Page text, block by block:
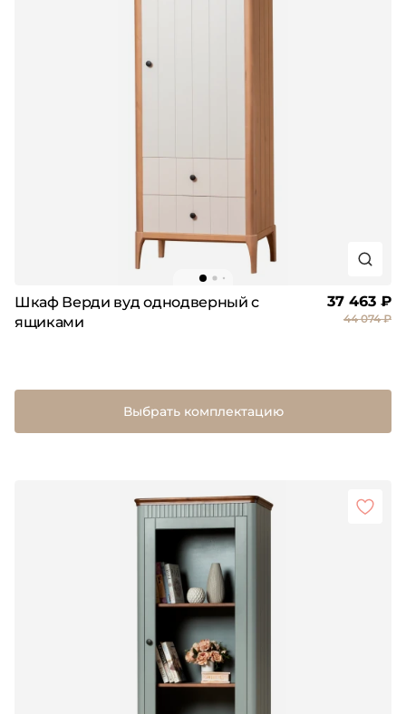
Шкаф Верди вуд однодверный с
ящиками
37 463 ₽
44 074 ₽
Выбрать комплектацию